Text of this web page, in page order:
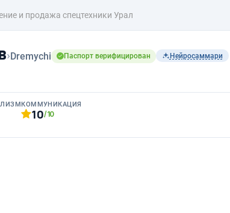
и продажа спецтехники Урал
›Dremychi Паспорт верифицирован Нейросаммари
КОММУНИКАЦИЯ
10/10